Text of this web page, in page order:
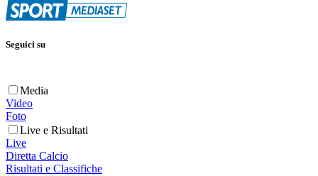
Seguici su
Media
Video
Foto
Live e Risultati
Live
Diretta Calcio
Risultati e Classifiche